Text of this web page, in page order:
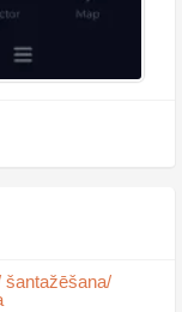
šantažēšana/